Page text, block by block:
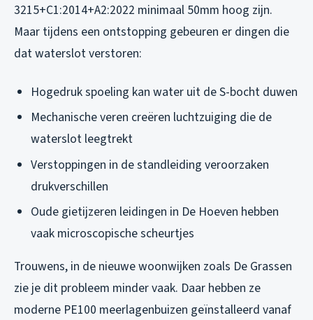
3215+C1:2014+A2:2022 minimaal 50mm hoog zijn.
Maar tijdens een ontstopping gebeuren er dingen die
dat waterslot verstoren:
Hogedruk spoeling kan water uit de S-bocht duwen
Mechanische veren creëren luchtzuiging die de
waterslot leegtrekt
Verstoppingen in de standleiding veroorzaken
drukverschillen
Oude gietijzeren leidingen in De Hoeven hebben
vaak microscopische scheurtjes
Trouwens, in de nieuwe woonwijken zoals De Grassen
zie je dit probleem minder vaak. Daar hebben ze
moderne PE100 meerlagenbuizen geïnstalleerd vanaf